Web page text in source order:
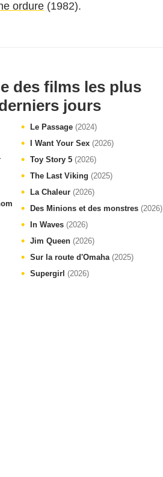
ordure (1982).
des films les plus
jours
Le Passage (2024)
I Want Your Sex (2026)
Toy Story 5 (2026)
The Last Viking (2025)
La Chaleur (2026)
Des Minions et des monstres (2026)
In Waves (2026)
Jim Queen (2026)
Sur la route d'Omaha (2025)
Supergirl (2026)